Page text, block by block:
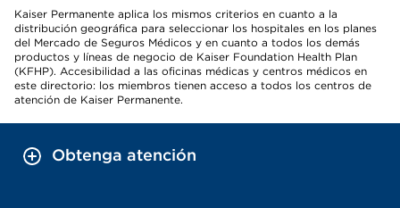
Kaiser Permanente aplica los mismos criterios en cuanto a la
distribución geográfica para seleccionar los hospitales en los planes
del Mercado de Seguros Médicos y en cuanto a todos los demás
productos y líneas de negocio de Kaiser Foundation Health Plan
(KFHP). Accesibilidad a las oficinas médicas y centros médicos en
este directorio: los miembros tienen acceso a todos los centros de
atención de Kaiser Permanente.
Obtenga atención